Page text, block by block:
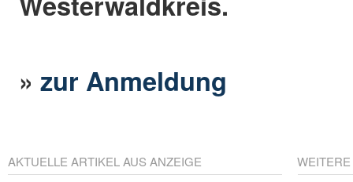
»zur Anmeldung
AKTUELLE ARTIKEL AUS ANZEIGE